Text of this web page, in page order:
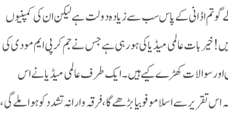
اڈانی کے پاس سب سے زیادہ دولت ہے لیکن ان کی کمپنیوں
! خیر بات عالمی میڈیا کی ہو رہی ہے جس نے جم کر پی ایم مودی کی
اور سوالات کھڑے کیے ہیں ۔ ایک طرف عالمی میڈیا نے اس
تقریر سے اسلامو فوبیا بڑھے گا ، فرقہ وارانہ تشدد کو ہوا ملے گی ،